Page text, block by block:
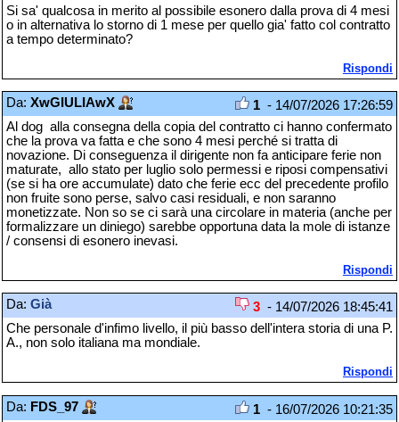
Si sa' qualcosa in merito al possibile esonero dalla prova di 4 mesi
o in alternativa lo storno di 1 mese per quello gia' fatto col contratto
a tempo determinato?
Rispondi
Da: XwGIULIAwX 1 - 14/07/2026 17:26:59
Al dog alla consegna della copia del contratto ci hanno confermato
che la prova va fatta e che sono 4 mesi perché si tratta di
novazione. Di conseguenza il dirigente non fa anticipare ferie non
maturate, allo stato per luglio solo permessi e riposi compensativi
(se si ha ore accumulate) dato che ferie ecc del precedente profilo
non fruite sono perse, salvo casi residuali, e non saranno
monetizzate. Non so se ci sarà una circolare in materia (anche per
formalizzare un diniego) sarebbe opportuna data la mole di istanze
/ consensi di esonero inevasi.
Rispondi
Da: Già 3 - 14/07/2026 18:45:41
Che personale d'infimo livello, il più basso dell'intera storia di una P.
A., non solo italiana ma mondiale.
Rispondi
Da: FDS_97 1 - 16/07/2026 10:21:35